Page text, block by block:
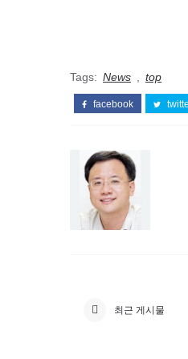
Tags: News top
facebook
최근 게시물